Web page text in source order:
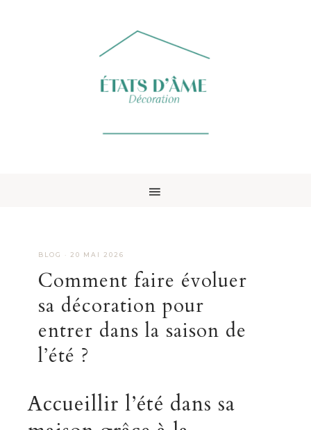
BLOG · 20 MAI 2026
Comment faire évoluer
sa décoration pour
entrer dans la saison de
l’été ?
Accueillir l’été dans sa